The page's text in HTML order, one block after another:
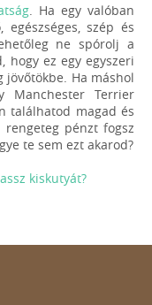
. Ha egy valóban
szép és
ne spórolj a
hogy ez egy egyszeri
jövőtökbe. Ha máshol
Manchester Terrier
találhatod magad és
rengeteg pénzt fogsz
te sem ezt akarod?
kiskutyát?